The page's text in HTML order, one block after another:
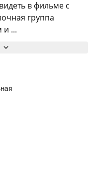
в фильме с
группа
и ...